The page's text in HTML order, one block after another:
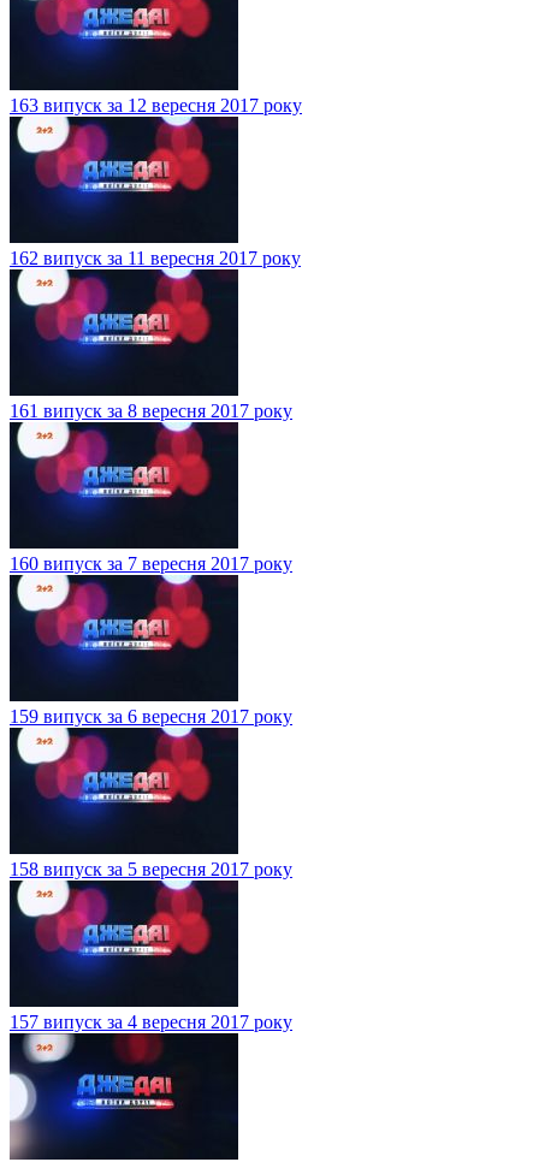
163 випуск за 12 вересня 2017 року
162 випуск за 11 вересня 2017 року
161 випуск за 8 вересня 2017 року
160 випуск за 7 вересня 2017 року
159 випуск за 6 вересня 2017 року
158 випуск за 5 вересня 2017 року
157 випуск за 4 вересня 2017 року